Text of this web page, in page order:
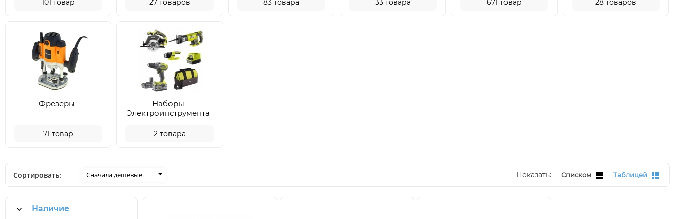
101товар 27 товаров 83 товара 33 товара 671 товар 28 товаров
Фрезеры
71товар
Наборы
Электроинcтрумента
2 товара
Сортировать: Сначала дешевые Показать: Списком Таблицей
Наличие